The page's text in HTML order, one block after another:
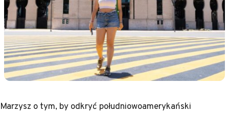
Marzysz o tym, by odkryć południowoamerykański